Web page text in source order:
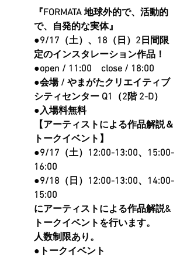
『FORMATA 地球外的で、活動的
で、自発的な実体』
●9/17（土）、18（日）2日間限
定のインスタレーション作品！
●open / 11:00　close / 18:00
●会場 / やまがたクリエイティブ
シティセンター Q1（2階 2-D）
●入場料無料
【アーティストによる作品解説＆
トークイベント】
●9/17（土）12:00-13:00、15:00-
16:00
●9/18（日）12:00-13:00、14:00-
15:00
にアーティストによる作品解説&
トークイベントを行います。
人数制限あり。
●トークイベント